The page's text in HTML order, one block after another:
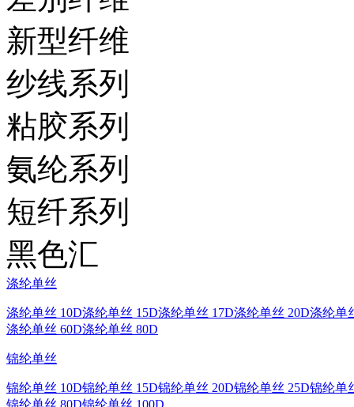
新型纤维
纱线系列
粘胶系列
氨纶系列
短纤系列
黑色汇
涤纶单丝
涤纶单丝 10D涤纶单丝 15D涤纶单丝 17D涤纶单丝 20D涤纶单
涤纶单丝 60D涤纶单丝 80D
锦纶单丝
锦纶单丝 10D锦纶单丝 15D锦纶单丝 20D锦纶单丝 25D锦纶单
锦纶单丝 80D锦纶单丝 100D